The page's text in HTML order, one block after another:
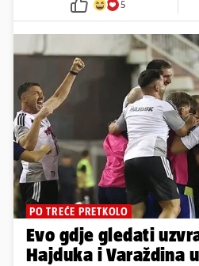
5
PO TREĆE PRETKOLO
Evo gdje gledati